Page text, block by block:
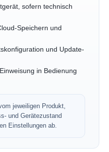
sofern technisch
Speichern und
und Update-
in Bedienung
jeweiligen Produkt,
und Gerätezustand
Einstellungen ab.